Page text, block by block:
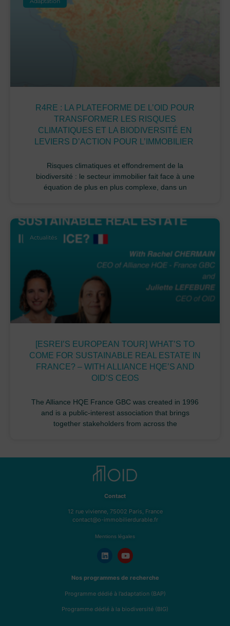
R4RE : LA PLATEFORME DE L’OID POUR
TRANSFORMER LES RISQUES
CLIMATIQUES ET LA BIODIVERSITÉ EN
LEVIERS D’ACTION POUR L’IMMOBILIER
Risques climatiques et effondrement de la
biodiversité : le secteur immobilier fait face à une
équation de plus en plus complexe, dans un
Actualités
[ESREI’S EUROPEAN TOUR] WHAT’S TO
COME FOR SUSTAINABLE REAL ESTATE IN
FRANCE? – WITH ALLIANCE HQE’S AND
OID’S CEOS
The Alliance HQE France GBC was created in 1996
and is a public-interest association that brings
together stakeholders from across the
Contact
12 rue vivienne, 75002 Paris, France
contact@o-immobilierdurable.fr
Mentions légales
Nos programmes de recherche
Programme dédié à l’adaptation (BAP)
Programme dédié à la biodiversité (BIG)